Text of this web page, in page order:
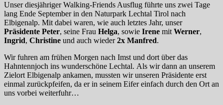
Unser diesjähriger Walking-Friends Ausflug führte uns zwei Tage
lang Ende September in den Naturpark Lechtal Tirol nach
Elbigenalp. Mit dabei waren, wie auch letztes Jahr, unser
Präsidente Peter, seine Frau Helga, sowie Irene mitWerner,
Ingrid, Christine und auch wieder2x Manfred.
Wir fuhren am frühen Morgen nach Imst und dort über das
Hahntennjoch ins wunderschöne Lechtal. Als wir dann an unserem
Zielort Elbigenalp ankamen, mussten wir unseren Präsidente erst
einmal zurückpfeifen, da er in seinem Eifer einfach durch den Ort an
uns vorbei weiterfuhr…